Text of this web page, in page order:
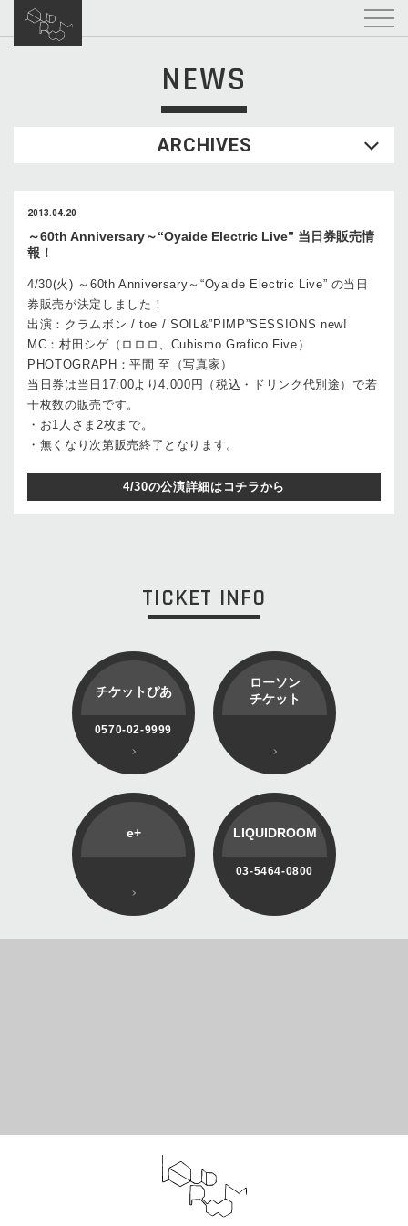
NEWS
ARCHIVES
2013.04.20
～60th Anniversary～“Oyaide Electric Live” 当日券販売情
報！
4/30(火) ～60th Anniversary～“Oyaide Electric Live” の当日
券販売が決定しました！
出演：クラムボン / toe / SOIL&”PIMP”SESSIONS new!
MC：村田シゲ（ロロロ、Cubismo Grafico Five）
PHOTOGRAPH：平間 至（写真家）
当日券は当日17:00より4,000円（税込・ドリンク代別途）で若
干枚数の販売です。
・お1人さま2枚まで。
・無くなり次第販売終了となります。
4/30の公演詳細はコチラから
TICKET INFO
チケットぴあ
0570-02-9999
ローソン
チケット
e+ LIQUIDROOM
03-5464-0800